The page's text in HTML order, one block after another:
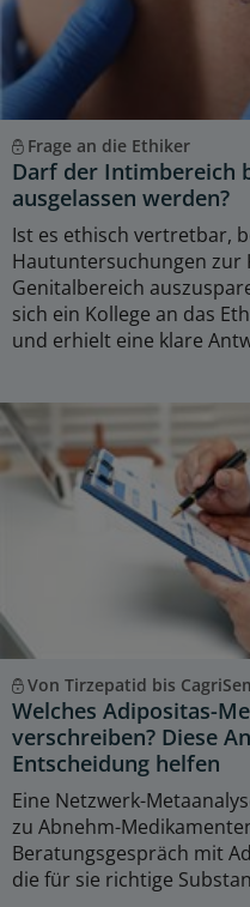
Frage an die Ethiker
Darf der Intimbereich
ausgelassen werden?
Ist es ethisch vertretbar,
Hautuntersuchungen zur
Genitalbereich
sich ein Kollege an das
und erhielt eine klare
Von Tirzepatid bis
Welches Adipositas-
verschreiben? Diese
Entscheidung helfen
Eine Netzwerk-
zu Abnehm-
Beratungsgespräch mit
die für sie richtige